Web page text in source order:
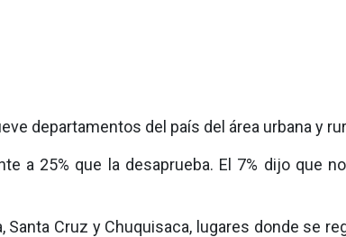
departamentos del país del área urbana y
a 25% que la desaprueba. El 7% dijo que
Cruz y Chuquisaca, lugares donde se